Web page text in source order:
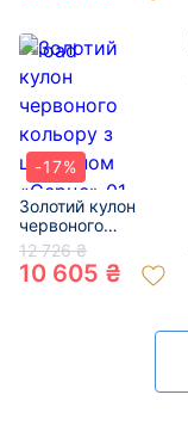
-17%
Золотий кулон
червоного
кольору з
цирконом
«Серце» 01-
12 726 ₴
10 605 ₴